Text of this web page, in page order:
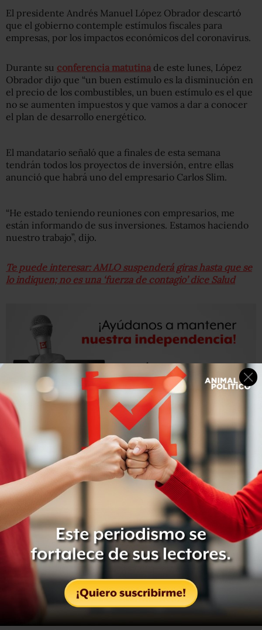
El presidente Andrés Manuel López Obrador descartó
que el gobierno contemple estímulos fiscales para
empresas, por los impactos económicos del coronavirus.
Durante su conferencia matutinade este lunes, López
Obrador dijo que “un buen estímulo es la disminución en
el precio de los combustibles, un buen estímulo es el que
no se aumenten impuestos y que vamos a dar a conocer
el plan de desarrollo energético.
El mandatario señaló que a finales de esta semana
tendrán todos los proyectos de inversión, entre ellas
anunció que habrá uno del empresario Carlos Slim.
“He estado teniendo reuniones con empresarios, me
están informando de sus inversiones. Estamos haciendo
nuestro trabajo”, dijo.
Te puede interesar: AMLO suspenderá giras hasta que se
lo indiquen; no es una ‘fuerza de contagio’ dice Salud
Hacienda anunció “colchón económico”
El pasado viernes 13 de marzo, el titular de la Secretaría
de Hacienda, Arturo Herrera, anunció que la
dependenciaaplicaría estímulos a manera de “colchón
económico”para disminuir el efecto.
En la inauguración de la 83 Convención Bancaria, el
titular de Hacienda reconoció que la economía mexicana
se verá impactado por el coronavirus.